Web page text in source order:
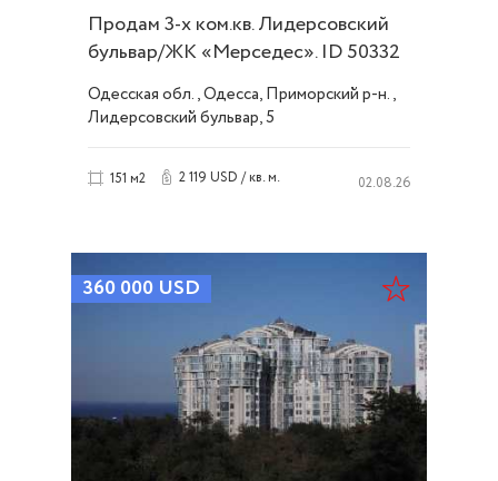
Продам 3-х ком.кв. Лидерсовский
бульвар/ЖК «Мерседес». ID 50332
Одесская обл., Одесса, Приморский р-н.,
Лидерсовский бульвар, 5
151 м2 2 119 USD / кв. м. 02.08.26
360 000 USD